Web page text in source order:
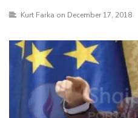
Kurt Farka on December 17, 2018